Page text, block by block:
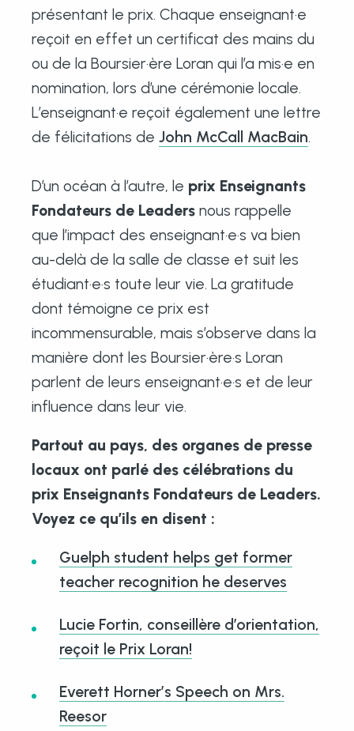
présentant le prix. Chaque enseignant·e
reçoit en effet un certificat des mains du
ou de la Boursier·ère Loran qui l’a mis·e en
nomination, lors d’une cérémonie locale.
L’enseignant·e reçoit également une lettre
de félicitations deJohn McCall MacBain.
D’un océan à l’autre, le prix Enseignants
Fondateurs de Leaders nous rappelle
que l’impact des enseignant·e·s va bien
au-delà de la salle de classe et suit les
étudiant·e·s toute leur vie. La gratitude
dont témoigne ce prix est
incommensurable, mais s’observe dans la
manière dont les Boursier·ère·s Loran
parlent de leurs enseignant·e·s et de leur
influence dans leur vie.
Partout au pays, des organes de presse
locaux ont parlé des célébrations du
prix Enseignants Fondateurs de Leaders.
Voyez ce qu’ils en disent :
Guelph student helps get former
teacher recognition he deserves
Lucie Fortin, conseillère d’orientation,
reçoit le Prix Loran!
Everett Horner’s Speech on Mrs.
Reesor